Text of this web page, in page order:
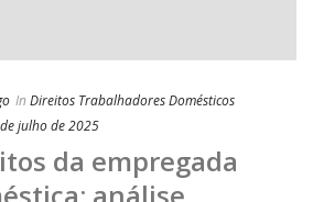
In Direitos Trabalhadores Domésticos
julho de 2025
da empregada